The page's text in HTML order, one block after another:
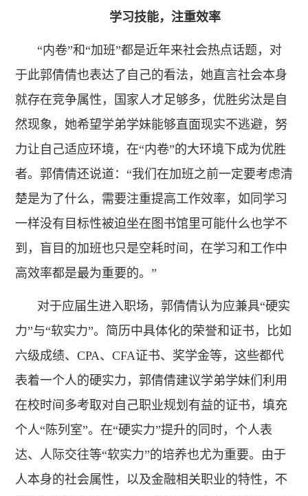
学习技能，注重效率
“内卷”和“加班”都是近年来社会热点话题，对
于此郭倩倩也表达了自己的看法，她直言社会本身
就存在竞争属性，国家人才足够多，优胜劣汰是自
然现象，她希望学弟学妹能够直面现实不逃避，努
力让自己适应环境，在“内卷”的大环境下成为优胜
者。郭倩倩还说道：“我们在加班之前一定要考虑清
楚是为了什么，需要注重提高工作效率，如同学习
一样没有目标性被迫坐在图书馆里可能什么也学不
到，盲目的加班也只是空耗时间，在学习和工作中
高效率都是最为重要的。”
对于应届生进入职场，郭倩倩认为应兼具“硬实
力”与“软实力”。简历中具体化的荣誉和证书，比如
六级成绩、CPA、CFA证书、奖学金等，这些都代
表着一个人的硬实力，郭倩倩建议学弟学妹们利用
在校时间多考取对自己职业规划有益的证书，填充
个人“陈列室”。在“硬实力”提升的同时，个人表
达、人际交往等“软实力”的培养也尤为重要。由于
人本身的社会属性，以及金融相关职业的特性，不